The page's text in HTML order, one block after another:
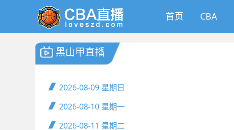
首页 CBA
黑山甲直播
2026-08-09 星期日
2026-08-10 星期一
2026-08-11 星期二